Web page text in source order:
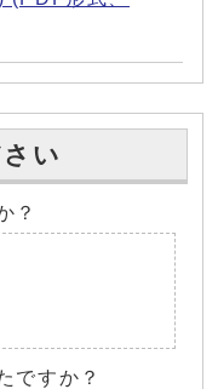
い
？
ですか？